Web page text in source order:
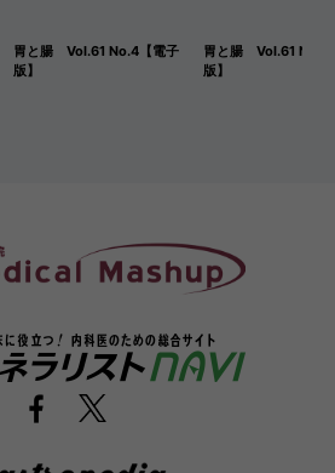
胃と腸 Vol.61 No.4【電子
版】
胃と腸 Vol.61 No.8
版】